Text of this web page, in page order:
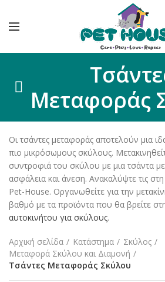
Μεταφοράς
Οι τσάντες μεταφοράς αποτελούν μια
πιο μικρόσωμους σκύλους.
συντροφιά του σκύλου με μια τσάντα
ασφάλεια και άνεση. Ανακαλύψτε τις
Pet-House. Οργανωθείτε για την
βαθμό με τα προϊόντα που θα βρείτε
αυτοκινήτου για σκύλους.
Αρχική σελίδα Κατάστημα
Σκύλος
Μεταφορά Σκύλου και Διαμονή
Τσάντες Μεταφοράς Σκύλου